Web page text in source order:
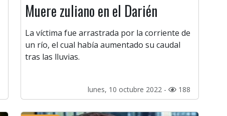
Muere zuliano en el Darién
La víctima fue arrastrada por la corriente de
un río, el cual había aumentado su caudal
tras las lluvias.
lunes, 10 octubre 2022 - 188